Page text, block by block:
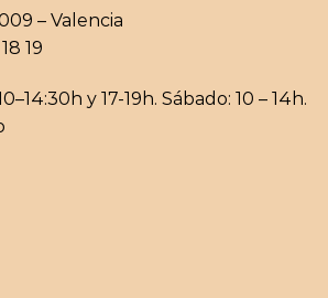
– Valencia
19
y 17-19h. Sábado: 10 – 14h.